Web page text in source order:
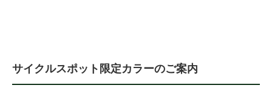
サイクルスポット限定カラーのご案内